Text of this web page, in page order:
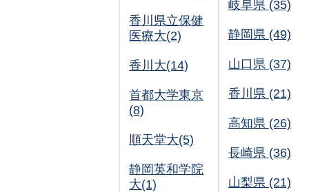
香川県立保健
医療大(2)
香川大(14)
首都大学東京
(8)
順天堂大(5)
静岡英和学院
大(1)
岐阜県 (35)
静岡県 (49)
山口県 (37)
香川県 (21)
高知県 (26)
長崎県 (36)
山梨県 (21)